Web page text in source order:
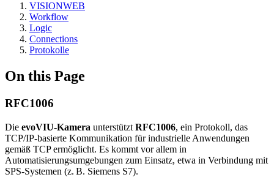
VISIONWEB
Workflow
Logic
Connections
Protokolle
On this Page
RFC1006
Die evoVIU-Kamera unterstützt RFC1006, ein Protokoll, das
TCP/IP-basierte Kommunikation für industrielle Anwendungen
gemäß TCP ermöglicht. Es kommt vor allem in
Automatisierungsumgebungen zum Einsatz, etwa in Verbindung mit
SPS-Systemen (z. B. Siemens S7).